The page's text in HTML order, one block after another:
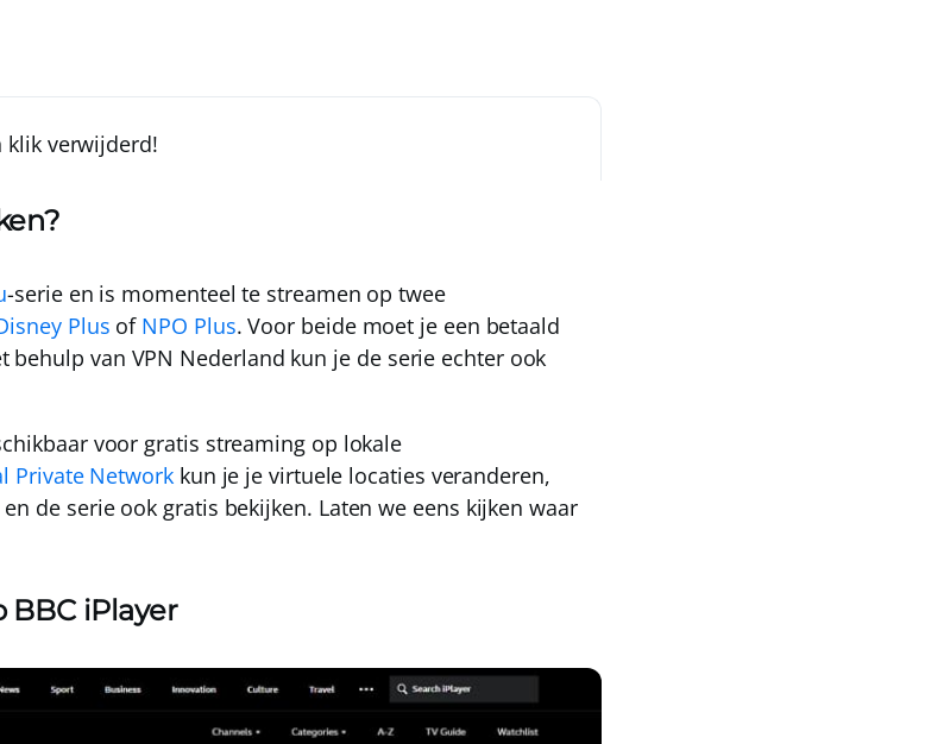
klik verwijderd!
-serie en is momenteel te streamen op twee
Plus of NPO Plus. Voor beide moet je een betaald
behulp van VPN Nederland kun je de serie echter ook
voor gratis streaming op lokale
Private Networkkun je je virtuele locaties veranderen,
de serie ook gratis bekijken. Laten we eens kijken waar
BBC iPlayer